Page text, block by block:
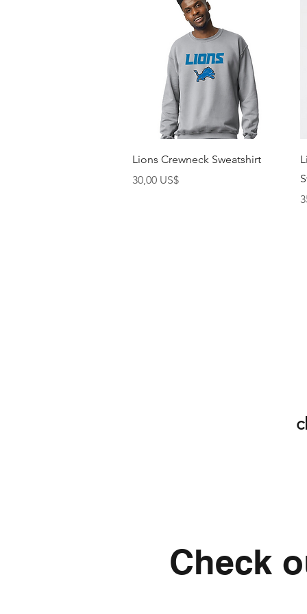
Vista rápida
Lions Crewneck Sweatshirt
Precio
30,00 US$
Check